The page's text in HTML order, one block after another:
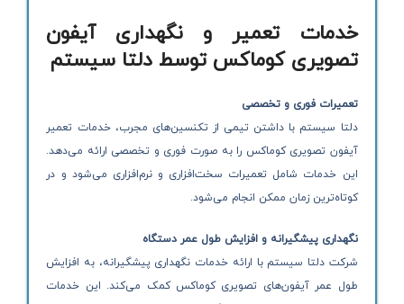
خدمات تعمیر و نگهداری آیفون
تصویری کوماکس توسط دلتا سیستم
تعمیرات فوری و تخصصی
دلتا سیستم با داشتن تیمی از تکنسین‌های مجرب، خدمات تعمیر
آیفون تصویری کوماکس را به صورت فوری و تخصصی ارائه می‌دهد.
این خدمات شامل تعمیرات سخت‌افزاری و نرم‌افزاری می‌شود و در
کوتاه‌ترین زمان ممکن انجام می‌شود.
نگهداری پیشگیرانه و افزایش طول عمر دستگاه
شرکت دلتا سیستم با ارائه خدمات نگهداری پیشگیرانه، به افزایش
طول عمر آیفون‌های تصویری کوماکس کمک می‌کند. این خدمات